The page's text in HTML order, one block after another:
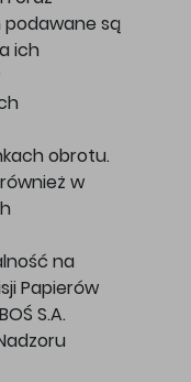
podawane są
ich
obrotu.
w
na
Papierów
S.A.